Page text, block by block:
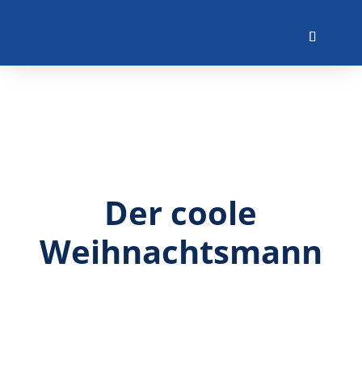
Der coole
Weihnachtsmann